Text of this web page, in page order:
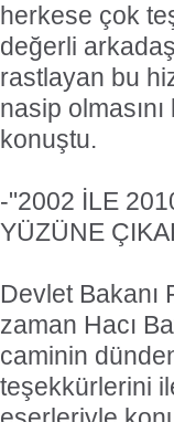
herkese çok
değerli
rastlayan bu
nasip
konuştu.
-"2002 İLE
YÜZÜNE
Devlet
zaman Hacı
caminin
teşekkürlerini